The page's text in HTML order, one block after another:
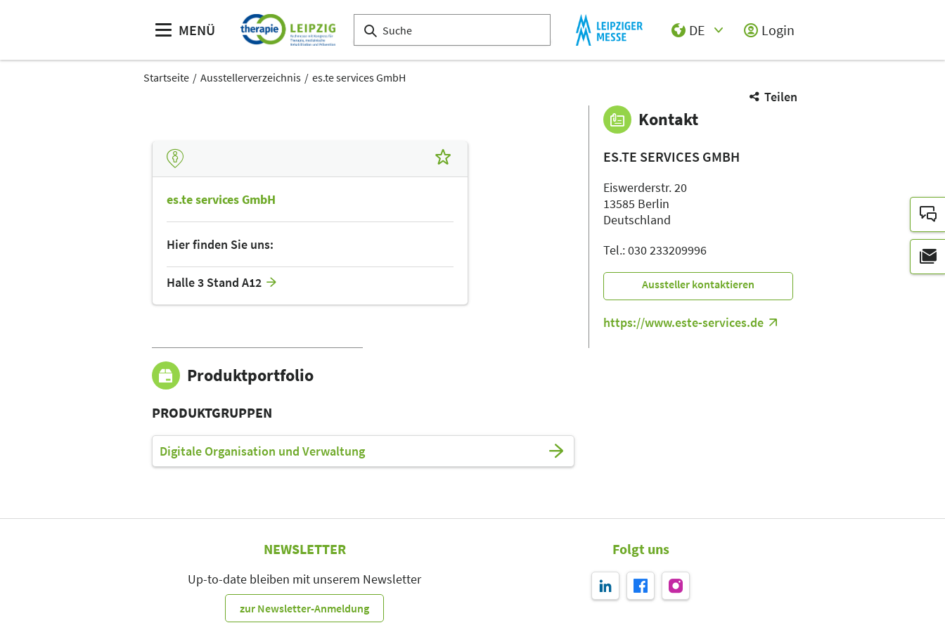
MENÜ
DE
Login
Startseite Ausstellerverzeichnis es.te services GmbH
Teilen
es.te services GmbH
Hier finden Sie uns:
Halle 3 Stand A12
Produktportfolio
PRODUKTGRUPPEN
Digitale Organisation und Verwaltung
Kontakt
ES.TE SERVICES GMBH
Eiswerderstr. 20
13585 Berlin
Deutschland
Tel.: 030 233209996
Aussteller kontaktieren
https://www.este-services.de
NEWSLETTER
Up-to-date bleiben mit unserem Newsletter
zur Newsletter-Anmeldung
Folgt uns